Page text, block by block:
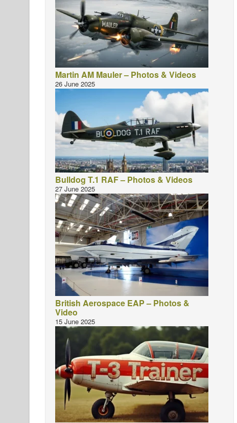
Martin AM Mauler – Photos & Videos
26 June 2025
Bulldog T.1 RAF – Photos & Videos
27 June 2025
British Aerospace EAP – Photos &
Video
15 June 2025